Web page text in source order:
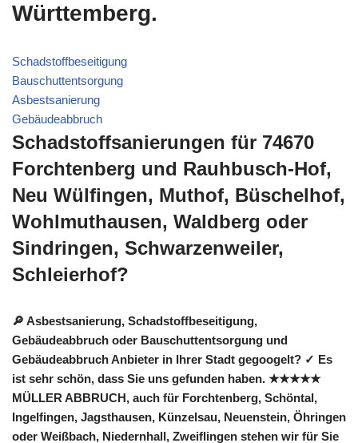
Württemberg.
Schadstoffbeseitigung
Bauschuttentsorgung
Asbestsanierung
Gebäudeabbruch
Schadstoffsanierungen für 74670
Forchtenberg und Rauhbusch-Hof,
Neu Wülfingen, Muthof, Büschelhof,
Wohlmuthausen, Waldberg oder
Sindringen, Schwarzenweiler,
Schleierhof?
🔎 Asbestsanierung, Schadstoffbeseitigung,
Gebäudeabbruch oder Bauschuttentsorgung und
Gebäudeabbruch Anbieter in Ihrer Stadt gegoogelt? ✓ Es
ist sehr schön, dass Sie uns gefunden haben. ★★★★★
MÜLLER ABBRUCH, auch für Forchtenberg, Schöntal,
Ingelfingen, Jagsthausen, Künzelsau, Neuenstein, Öhringen
oder Weißbach, Niedernhall, Zweiflingen stehen wir für Sie